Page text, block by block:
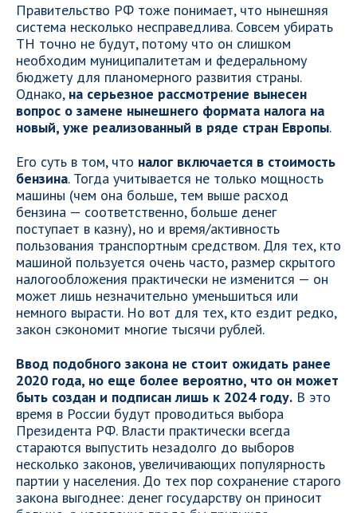
Правительство РФ тоже понимает, что нынешняя
система несколько несправедлива. Совсем убирать
ТН точно не будут, потому что он слишком
необходим муниципалитетам и федеральному
бюджету для планомерного развития страны.
Однако, на серьезное рассмотрение вынесен
вопрос о замене нынешнего формата налога на
новый, уже реализованный в ряде стран Европы.
Его суть в том, что налог включается в стоимость
бензина. Тогда учитывается не только мощность
машины (чем она больше, тем выше расход
бензина — соответственно, больше денег
поступает в казну), но и время/активность
пользования транспортным средством. Для тех, кто
машиной пользуется очень часто, размер скрытого
налогообложения практически не изменится — он
может лишь незначительно уменьшиться или
немного вырасти. Но вот для тех, кто ездит редко,
закон сэкономит многие тысячи рублей.
Ввод подобного закона не стоит ожидать ранее
2020 года, но еще более вероятно, что он может
быть создан и подписан лишь к 2024 году. В это
время в России будут проводиться выбора
Президента РФ. Власти практически всегда
стараются выпустить незадолго до выборов
несколько законов, увеличивающих популярность
партии у населения. До тех пор сохранение старого
закона выгоднее: денег государству он приносит